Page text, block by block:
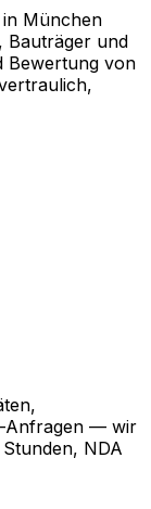
in München
Bauträger und
Bewertung von
Anfragen — wir
NDA